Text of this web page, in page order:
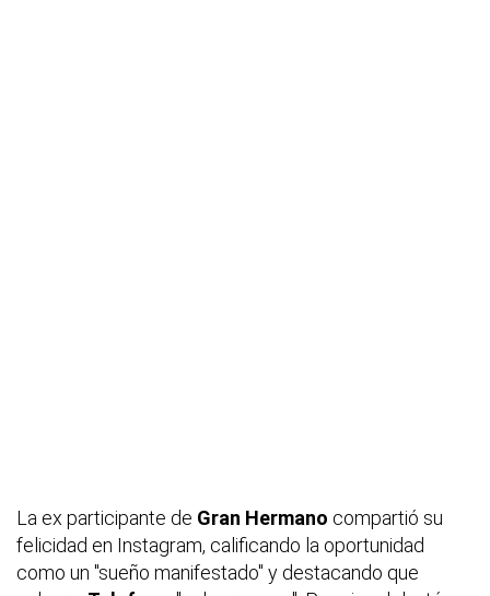
La ex participante de Gran Hermano compartió su
felicidad en Instagram, calificando la oportunidad
como un "sueño manifestado" y destacando que